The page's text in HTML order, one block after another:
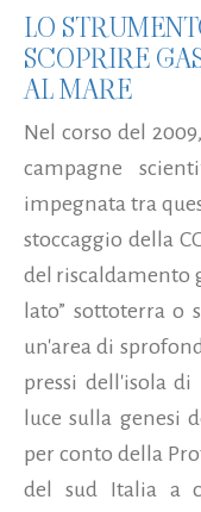
LO
SCOPRIRE
AL MARE
Nel corso del
campagne
impegnata tra
stoccaggio della
del riscaldamento
lato” sottoterra
un'area di
pressi dell'isola
luce sulla genesi
per conto della
del sud Italia a